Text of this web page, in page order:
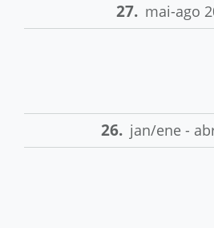
27. mai-ago
26. jan/ene -